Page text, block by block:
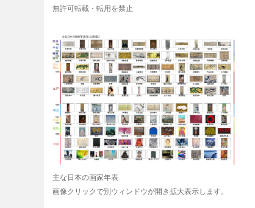
無許可転載・転用を禁止
主な日本の画家年表
画像クリックで別ウィンドウが開き拡大表示します。